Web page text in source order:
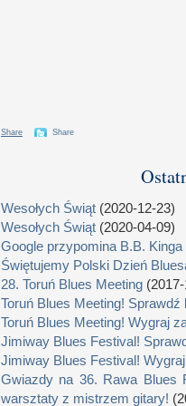
Share Share
Wesołych Świąt (2020-12-23)
Wesołych Świąt (2020-04-09)
Google przypomina B.B. Kinga
Świętujemy Polski Dzień
28. Toruń Blues Meeting
Toruń Blues Meeting! Sprawdź
Toruń Blues Meeting! Wygraj
Jimiway Blues Festival!
Jimiway Blues Festival!
Gwiazdy na 36. Rawa Blues
warsztaty z mistrzem gitary!